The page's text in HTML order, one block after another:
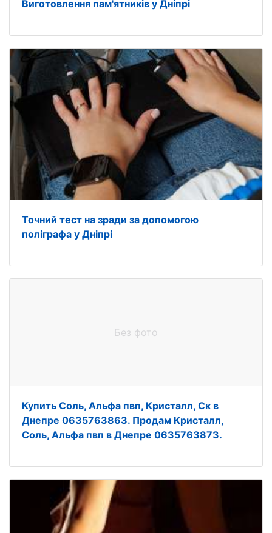
Виготовлення пам'ятників у Дніпрі
Точний тест на зради за допомогою
поліграфа у Дніпрі
Без фото
Купить Соль, Альфа пвп, Кристалл, Ск в
Днепре 0635763863. Продам Кристалл,
Соль, Альфа пвп в Днепре 0635763873.